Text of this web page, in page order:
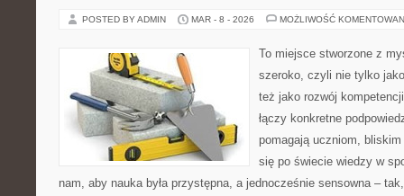
POSTED BY ADMIN MAR - 8 - 2026 MOŻLIWOŚĆ
To miejsce stworzone z
szeroko, czyli nie tylko
też jako rozwój
łączy konkretne
pomagają uczniom,
się po świecie wiedzy w
nam, aby nauka była przystępna, a jednocześnie sensowna –